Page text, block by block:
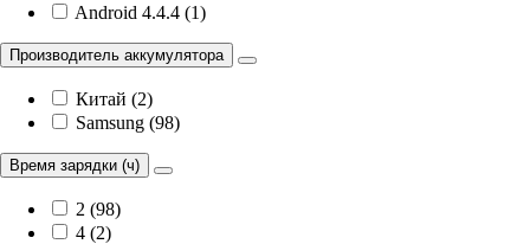
Android 4.4.4 (1)
Производитель аккумулятора
Китай (2)
Samsung (98)
Время зарядки (ч)
2 (98)
4 (2)